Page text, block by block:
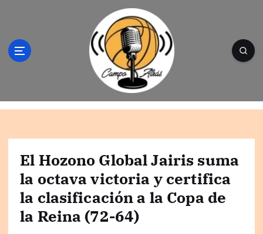
l
Campo Atrás - Tu web de baloncesto donde
mundo de la canasta. Crónicas, noticias,
artículos y fotos del mejor baloncesto
El Hozono Global Jairis suma
la octava victoria y certifica
la clasificación a la Copa de
la Reina (72-64)